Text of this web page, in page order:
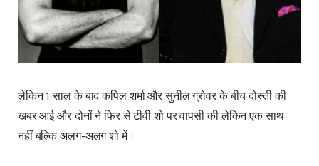
लेकिन 1 साल के बाद कपिल शर्मा और सुनील ग्रोवर के बीच दोस्ती की
खबर आई और दोनों ने फिर से टीवी शो पर वापसी की लेकिन एक साथ
नहीं बल्कि अलग-अलग शो में।